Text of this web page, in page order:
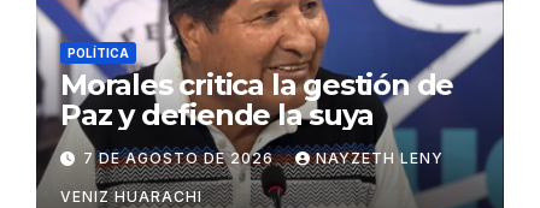
POLÍTICA
Morales critica la gestión de
Paz y defiende la suya
7 DE AGOSTO DE 2026 NAYZETH LENY
VENIZ HUARACHI